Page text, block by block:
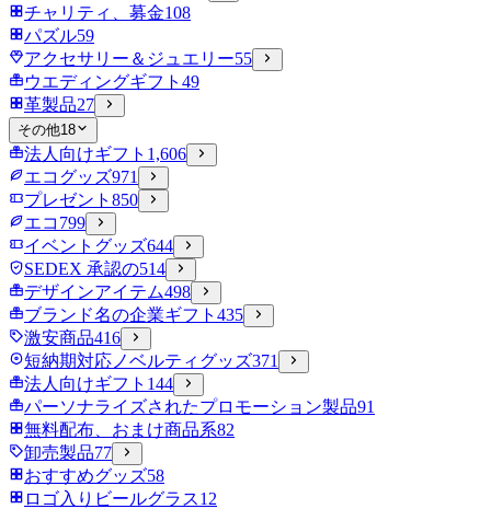
チャリティ、募金108
パズル59
アクセサリー＆ジュエリー55
ウエディングギフト 49
革製品27
その他18
法人向けギフト 1,606
エコグッズ971
プレゼント 850
エコ 799
イベントグッズ644
SEDEX 承認の514
デザインアイテム498
ブランド名の企業ギフト 435
激安商品416
短納期対応ノベルティグッズ371
法人向けギフト 144
パーソナライズされたプロモーション製品91
無料配布、おまけ商品系82
卸売製品77
おすすめグッズ58
ロゴ入りビールグラス12